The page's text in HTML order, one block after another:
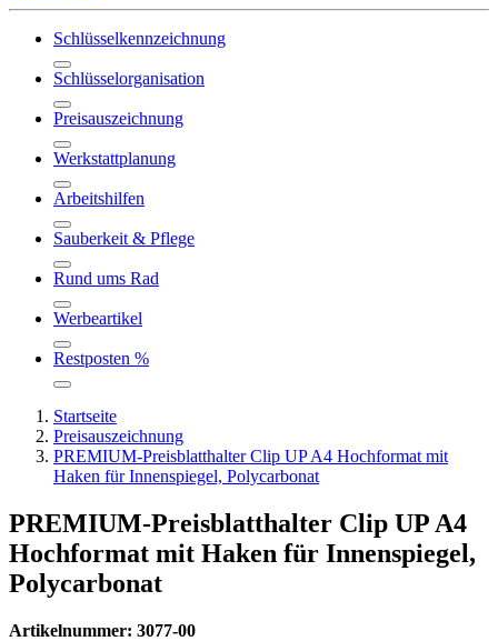
Schlüsselkennzeichnung
Schlüsselorganisation
Preisauszeichnung
Werkstattplanung
Arbeitshilfen
Sauberkeit & Pflege
Rund ums Rad
Werbeartikel
Restposten %
Startseite
Preisauszeichnung
PREMIUM-Preisblatthalter Clip UP A4 Hochformat mit
Haken für Innenspiegel, Polycarbonat
PREMIUM-Preisblatthalter Clip UP A4
Hochformat mit Haken für Innenspiegel,
Polycarbonat
Artikelnummer: 3077-00